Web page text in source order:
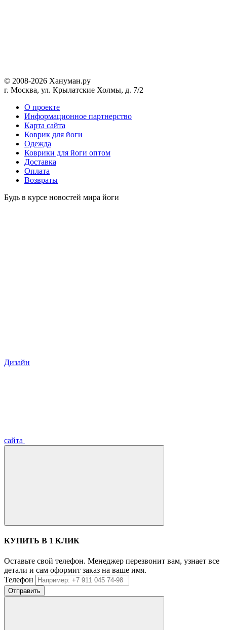
© 2008-2026 Хануман.ру
г. Москва, ул. Крылатские Холмы, д. 7/2
O проекте
Информационное партнерство
Карта сайта
Коврик для йоги
Одежда
Коврики для йоги оптом
Доставка
Оплата
Возвраты
Будь в курсе новостей мира йоги
Дизайн
сайта
КУПИТЬ В 1 КЛИК
Оставьте свой телефон. Менеджер перезвонит вам, узнает все
детали и сам оформит заказ на ваше имя.
Телефон
Отправить